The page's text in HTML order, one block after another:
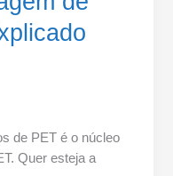
de PET é o núcleo
Quer esteja a